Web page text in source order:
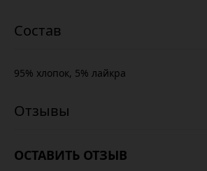
95% хлопок, 5% лайкра
ОСТАВИТЬ ОТЗЫВ